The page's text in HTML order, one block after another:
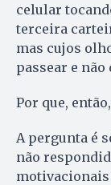
celular
terceira
mas cujos
passear e
Por que,
A pergunta é
não